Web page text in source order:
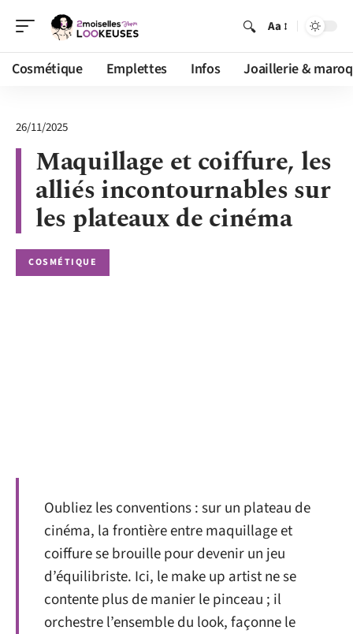
Aa
Cosmétique Emplettes Infos Joaillerie &
26/11/2025
Maquillage et coiffure, les
alliés incontournables sur
les plateaux de cinéma
COSMÉTIQUE
Oubliez les conventions : sur un plateau de
cinéma, la frontière entre maquillage et
coiffure se brouille pour devenir un jeu
d’équilibriste. Ici, le make up artist ne se
contente plus de manier le pinceau ; il
orchestre l’ensemble du look, façonne le